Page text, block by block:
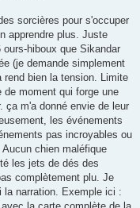
sorcières pour s'occuper
apprendre plus. Juste
hiboux que Sikandar
(je demande simplement
bien la tension. Limite
de moment qui forge une
ça m'a donné envie de leur
les événements
pas incroyables ou
chien maléfique
les jets de dés des
complètement plu. Je
la narration. Exemple ici :